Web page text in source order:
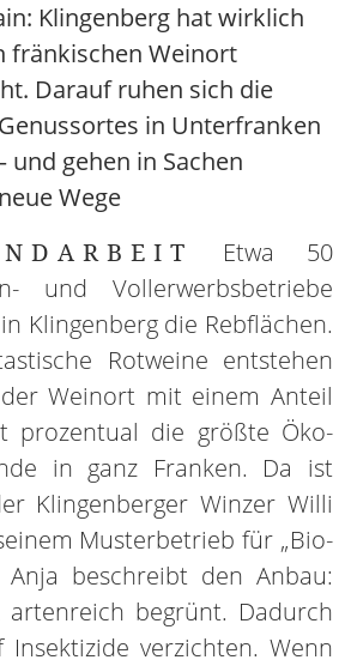
Klingenberg hat wirklich
fränkischen Weinort
Darauf ruhen sich die
in Unterfranken
und gehen in Sachen
Wege
Etwa 50
und Vollerwerbsbetriebe
Klingenberg die Rebflächen.
Rotweine entstehen
Weinort mit einem Anteil
prozentual die größte Öko-
in ganz Franken. Da ist
Klingenberger Winzer Willi
Musterbetrieb für „Bio-
Anja beschreibt den Anbau:
artenreich begrünt. Dadurch
verzichten. Wenn